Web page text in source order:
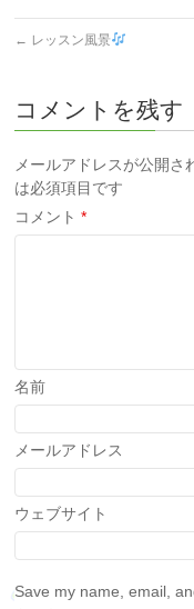
← レッスン風景
コメントを残す
メールアドレスが公開さ
は必須項目です
コメント*
名前
メールアドレス
ウェブサイト
Save my name, email,